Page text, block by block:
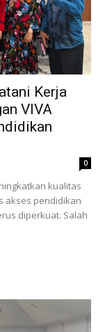
Kerja
VIVA
0
kualitas
akses pendidikan
diperkuat. Salah